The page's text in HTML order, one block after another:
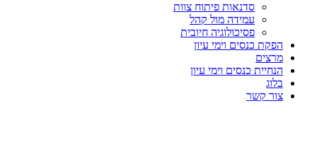
סדנאות פיתוח צוות
עמידה מול קהל
פסיכולוגיה חיובית
הפקת כנסים וימי עיון
מרצים
הנחיית כנסים וימי עיון
בלוג
צור קשר